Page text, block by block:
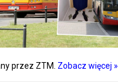
przez ZTM. Zobacz więcej »